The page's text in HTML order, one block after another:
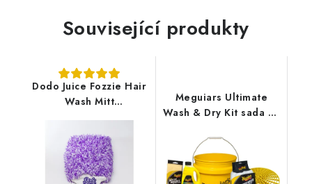
Související produkty
Dodo Juice Fozzie Hair
Wash Mitt
mikrovláknová
rukavice
Meguiars Ultimate
Wash & Dry Kit sada na